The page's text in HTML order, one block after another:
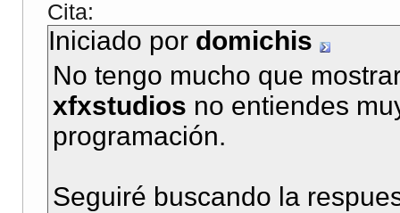
Cita:
Iniciado por domichis
No tengo mucho que
xfxstudios no entiendes
programación.
Seguiré buscando la